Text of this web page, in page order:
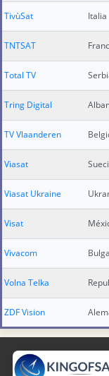
TivùSat
Italia
TNTSAT
Total TV
Tring Digital
TV Vlaanderen
Viasat
Viasat Ukraine
Visat
Vivacom
Volna Telka
ZDF Vision